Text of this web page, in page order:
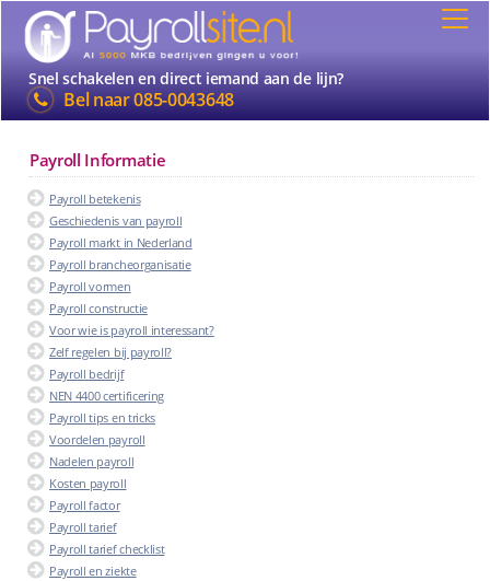
Snel schakelen en direct iemand aan de lijn?
Bel naar085-0043648
Payroll Informatie
Payroll betekenis
Geschiedenis van payroll
Payroll markt in Nederland
Payroll brancheorganisatie
Payroll vormen
Payroll constructie
Voor wie is payroll interessant?
Zelf regelen bij payroll?
Payroll bedrijf
NEN 4400 certificering
Payroll tips en tricks
Voordelen payroll
Nadelen payroll
Kosten payroll
Payroll factor
Payroll tarief
Payroll tarief checklist
Payroll en ziekte